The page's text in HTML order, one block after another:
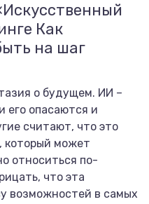
Как
на шаг
о будущем. ИИ –
его опасаются и
считают, что это
который может
относиться по-
что эта
возможностей в самых